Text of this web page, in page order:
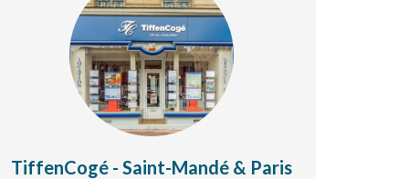
TiffenCogé - Saint-Mandé & Paris